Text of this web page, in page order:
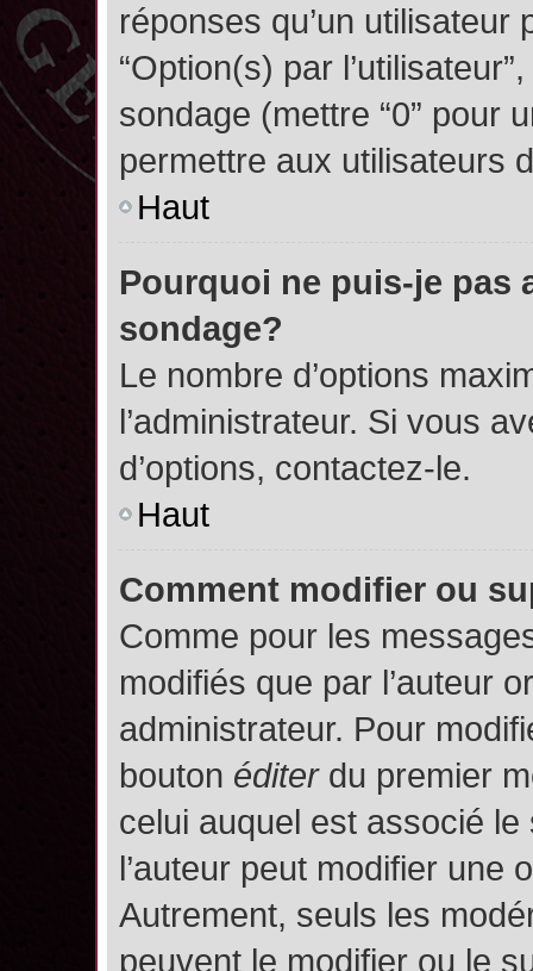
réponses qu’un
“Option(s) par
sondage (mettre “0” pour
permettre aux utilisateurs
Haut
Pourquoi ne puis-je pas
sondage?
Le nombre d’options
l’administrateur. Si vous
d’options, contactez-le.
Haut
Comment modifier ou
Comme pour les
modifiés que par l’auteur
administrateur. Pour
bouton éditerdu premier
celui auquel est associé le
l’auteur peut modifier une
Autrement, seuls les
peuvent le modifier ou le